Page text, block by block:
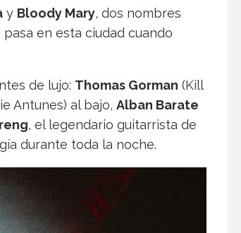
y Bloody Mary, dos nombres
en esta ciudad cuando
de lujo: Thomas Gorman (Kill
Antunes) al bajo, Alban Barate
, el legendario guitarrista de
durante toda la noche.